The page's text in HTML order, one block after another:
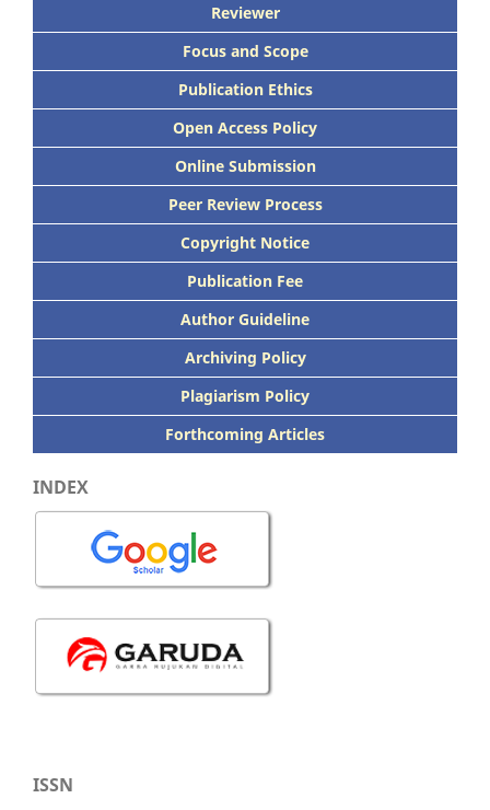
Reviewer
Focus and Scope
Publication Ethics
Open Access Policy
Online Submission
Peer Review Process
Copyright Notice
Publication Fee
Author Guideline
Archiving Policy
Plagiarism Policy
Forthcoming Articles
INDEX
ISSN